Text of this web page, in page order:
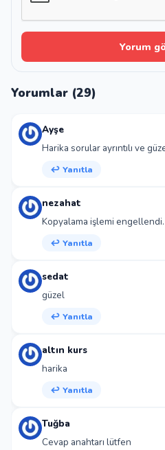
Yorumlar (29)
Ayşe
Harika sorular ayrıntılı ve
↩ Yanıtla
nezahat
Kopyalama işlemi engellendi.
↩ Yanıtla
sedat
güzel
↩ Yanıtla
altın kurs
harika
↩ Yanıtla
Tuğba
Cevap anahtarı lütfen